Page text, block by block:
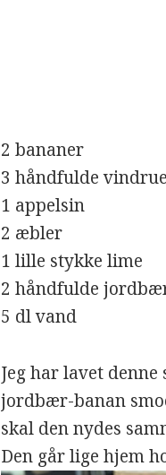
2 bananer
3 håndfulde
1 appelsin
2 æbler
1 lille stykke lime
2 håndfulde
5 dl vand
Jeg har lavet
jordbær-banan
skal den nydes
Den går lige hjem